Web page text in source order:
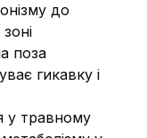
до
поза
гикавку і
у травному